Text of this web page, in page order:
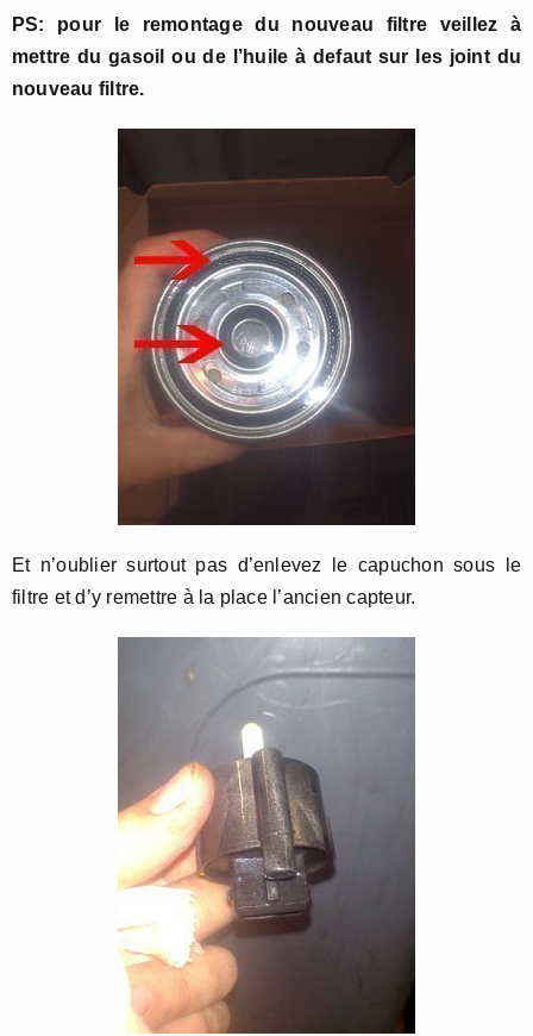
PS: pour le remontage du nouveau filtre veillez à
mettre du gasoil ou de l’huile à defaut sur les joint du
nouveau filtre.
Et n’oublier surtout pas d’enlevez le capuchon sous le
filtre et d’y remettre à la place l’ancien capteur.